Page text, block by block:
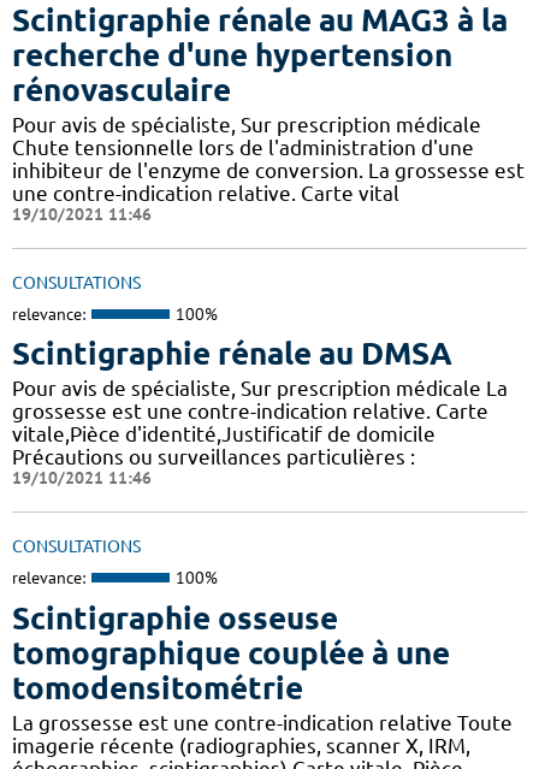
Scintigraphie rénale au MAG3 à la
recherche d'une hypertension
rénovasculaire
Pour avis de spécialiste, Sur prescription médicale
Chute tensionnelle lors de l'administration d'une
inhibiteur de l'enzyme de conversion. La grossesse est
une contre-indication relative. Carte vital
19/10/2021 11:46
CONSULTATIONS
relevance: 100%
Scintigraphie rénale au DMSA
Pour avis de spécialiste, Sur prescription médicale La
grossesse est une contre-indication relative. Carte
vitale,Pièce d'identité,Justificatif de domicile
Précautions ou surveillances particulières :
19/10/2021 11:46
CONSULTATIONS
relevance: 100%
Scintigraphie osseuse
tomographique couplée à une
tomodensitométrie
La grossesse est une contre-indication relative Toute
imagerie récente (radiographies, scanner X, IRM,